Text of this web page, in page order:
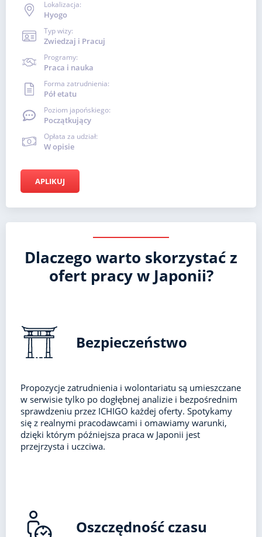
Lokalizacja:
Hyogo
Typ wizy:
Zwiedzaj i Pracuj
Programy:
Praca i nauka
Forma zatrudnienia:
Pół etatu
Poziom japońskiego:
Początkujący
Opłata za udział:
W opisie
APLIKUJ
Dlaczego warto skorzystać z
ofert pracy w Japonii?
Bezpieczeństwo
Propozycje zatrudnienia i wolontariatu są umieszczane
w serwisie tylko po dogłębnej analizie i bezpośrednim
sprawdzeniu przez ICHIGO każdej oferty. Spotykamy
się z realnymi pracodawcami i omawiamy warunki,
dzięki którym późniejsza praca w Japonii jest
przejrzysta i uczciwa.
Oszczędność czasu